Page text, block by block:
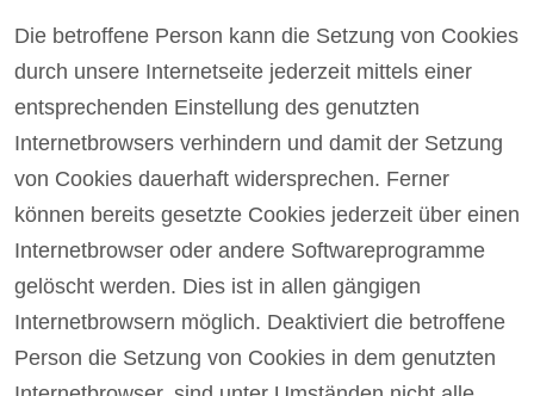
Die betroffene Person kann die Setzung von Cookies
durch unsere Internetseite jederzeit mittels einer
entsprechenden Einstellung des genutzten
Internetbrowsers verhindern und damit der Setzung
von Cookies dauerhaft widersprechen. Ferner
können bereits gesetzte Cookies jederzeit über einen
Internetbrowser oder andere Softwareprogramme
gelöscht werden. Dies ist in allen gängigen
Internetbrowsern möglich. Deaktiviert die betroffene
Person die Setzung von Cookies in dem genutzten